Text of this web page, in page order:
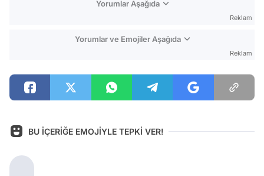
Yorumlar Aşağıda
Reklam
Yorumlar ve Emojiler Aşağıda
Reklam
BU İÇERİĞE EMOJİYLE TEPKİ VER!